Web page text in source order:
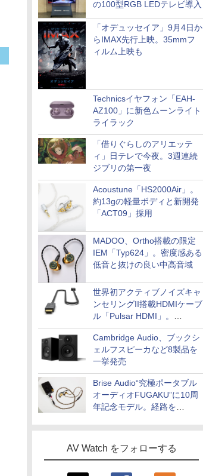
の100型RGB LEDテレビ導入
「オデュッセイア」9月4日か
らIMAX先行上映。35mmフ
ィルム上映も
Technicsイヤフォン「EAH-
AZ100」に新色ムーンライト
ライラック
「借りぐらしのアリエッテ
ィ」日テレで今夜。3週連続
ジブリの第一夜
Acoustune「HS2000Air」。
約13gの軽量ボディと新開発
「ACT09」採用
MADOO、Ortho搭載の限定
IEM「Typ624」。密度感ある
低音と抜けの良い中高音域
世界初アクティブノイズキャ
ンセリングII搭載HDMIケーブ
ル「Pulsar HDMI」。
SilentPowerから
Cambridge Audio、ブックシ
ェルフスピーカなど8製品を
一挙発売
Brise Audio“究極ポータブル
オーディオFUGAKU”に10周
年記念モデル。経路を
AV Watch をフォローする